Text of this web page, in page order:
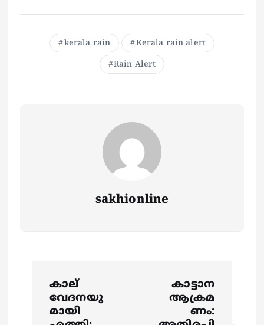
kerala rain Kerala rain alert
Rain Alert
sakhionline
കാല്
വേദനയു
മായി
കാട്ടാന
ആക്രമ
ണം: